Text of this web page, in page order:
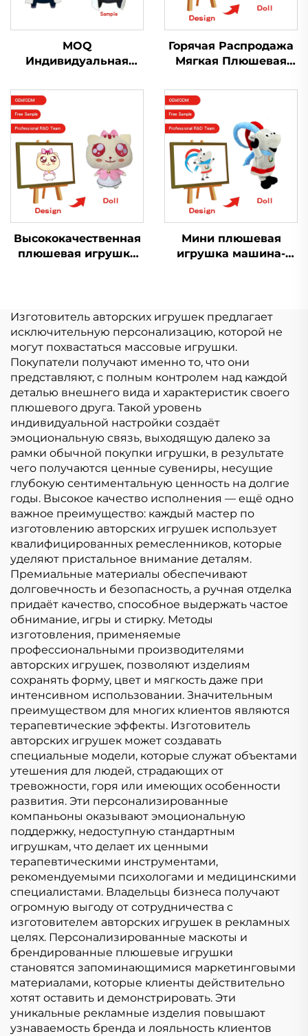
MOQ
Индивидуальная
детей, дизайнерская
кукла с уродливым
логотипом,
индивидуальная
плюшевая игрушка-
брелок
Горячая Распродажа
Мягкая Плюшевая
Peluche
Производитель
Индивидуальный
Логотип Мягкая
Плюшевая Игрушка
Настроить
Высококачественная
плюшевая игрушка
игрушка в виде
животного
Мини плюшевая
игрушка машина-
кролик, кошка,
настраиваемый
плюшевый брелок
Изготовитель авторских игрушек предлагает
исключительную персонализацию, которой не
могут похвастаться массовые игрушки.
Покупатели получают именно то, что они
представляют, с полным контролем над каждой
деталью внешнего вида и характеристик своего
плюшевого друга. Такой уровень
индивидуальной настройки создаёт
эмоциональную связь, выходящую далеко за
рамки обычной покупки игрушки, в результате
чего получаются ценные сувениры, несущие
глубокую сентиментальную ценность на долгие
годы. Высокое качество исполнения — ещё одно
важное преимущество: каждый мастер по
изготовлению авторских игрушек использует
квалифицированных ремесленников, которые
уделяют пристальное внимание деталям.
Премиальные материалы обеспечивают
долговечность и безопасность, а ручная отделка
придаёт качество, способное выдержать частое
обнимание, игры и стирку. Методы
изготовления, применяемые
профессиональными производителями
авторских игрушек, позволяют изделиям
сохранять форму, цвет и мягкость даже при
интенсивном использовании. Значительным
преимуществом для многих клиентов являются
терапевтические эффекты. Изготовитель
авторских игрушек может создавать
специальные модели, которые служат объектами
утешения для людей, страдающих от
тревожности, горя или имеющих особенности
развития. Эти персонализированные
компаньоны оказывают эмоциональную
поддержку, недоступную стандартным
игрушкам, что делает их ценными
терапевтическими инструментами,
рекомендуемыми психологами и медицинскими
специалистами. Владельцы бизнеса получают
огромную выгоду от сотрудничества с
изготовителем авторских игрушек в рекламных
целях. Персонализированные маскоты и
брендированные плюшевые игрушки
становятся запоминающимися маркетинговыми
материалами, которые клиенты действительно
хотят оставить и демонстрировать. Эти
уникальные рекламные изделия повышают
узнаваемость бренда и лояльность клиентов